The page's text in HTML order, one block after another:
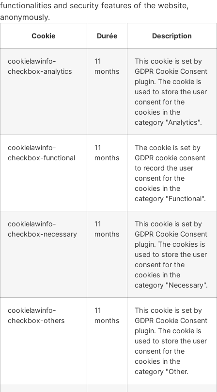
functionalities and security features of the website,
anonymously.
Cookie Durée Description
cookielawinfo-
checkbox-analytics
11
months
This cookie is set by
GDPR Cookie Consent
plugin. The cookie is
used to store the user
consent for the
cookies in the
category "Analytics".
cookielawinfo-
checkbox-functional
11
months
The cookie is set by
GDPR cookie consent
to record the user
consent for the
cookies in the
category "Functional".
cookielawinfo-
checkbox-necessary
11
months
This cookie is set by
GDPR Cookie Consent
plugin. The cookies is
used to store the user
consent for the
cookies in the
category "Necessary".
cookielawinfo-
checkbox-others
11
months
This cookie is set by
GDPR Cookie Consent
plugin. The cookie is
used to store the user
consent for the
cookies in the
category "Other.